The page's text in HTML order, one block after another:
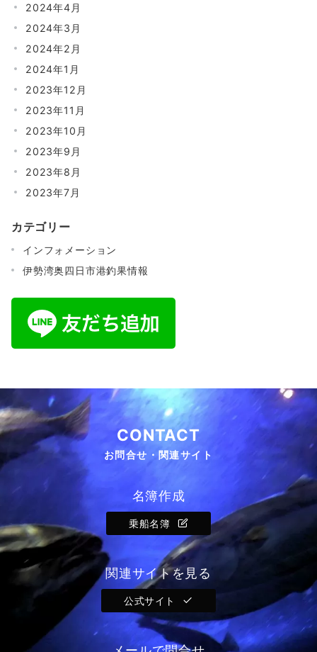
2024年4月
2024年3月
2024年2月
2024年1月
2023年12月
2023年11月
2023年10月
2023年9月
2023年8月
2023年7月
カテゴリー
インフォメーション
伊勢湾奥四日市港釣果情報
CONTACT
お問合せ・関連サイト
名簿作成
乗船名簿
関連サイトを見る
公式サイト